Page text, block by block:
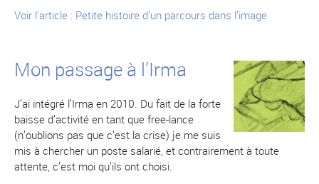
Voir l'article : Petite histoire d’un parcours dans l’image
Mon passage à l’Irma
J’ai intégré l’Irma en 2010. Du fait de la forte
baisse d’activité en tant que free-lance
(n’oublions pas que c’est la crise) je me suis
mis à chercher un poste salarié, et contrairement à toute
attente, c’est moi qu’ils ont choisi.